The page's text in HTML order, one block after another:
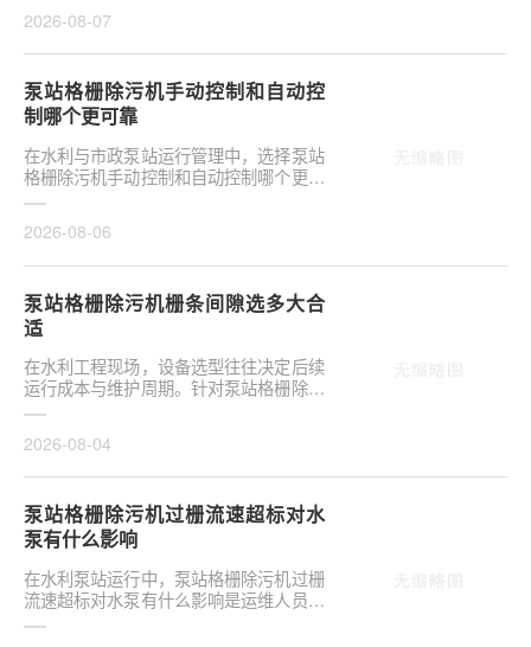
2026-08-07
泵站格栅除污机手动控制和自动控
制哪个更可靠
在水利与市政泵站运行管理中，选择泵站
格栅除污机手动控制和自动控制哪个更可
靠，往往是项目决策的关键环节。这并非
2026-08-06
泵站格栅除污机栅条间隙选多大合
适
在水利工程现场，设备选型往往决定后续
运行成本与维护周期。针对泵站格栅除污
机栅条间隙选多大合适，需结合具体工况
2026-08-04
泵站格栅除污机过栅流速超标对水
泵有什么影响
在水利泵站运行中，泵站格栅除污机过栅
流速超标对水泵有什么影响是运维人员关
注的核心议题。当水流通过格栅的速度超